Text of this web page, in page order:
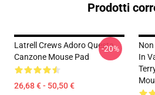
Prodotti
Latrell Crews Adoro Questa
Canzone Mouse Pad
26,68 € - 50,50 €
-20%
In